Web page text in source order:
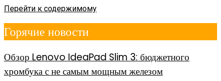
Перейти к содержимому
Горячие новости
Обзор Lenovo IdeaPad Slim 3: бюджетного
хромбука с не самым мощным железом